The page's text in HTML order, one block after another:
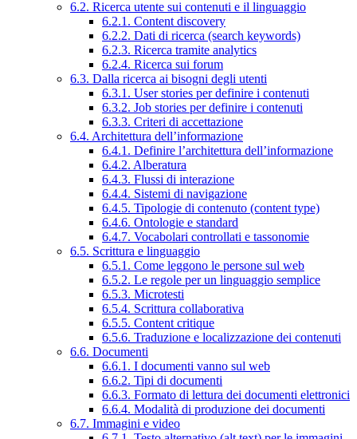
6.2. Ricerca utente sui contenuti e il linguaggio
6.2.1. Content discovery
6.2.2. Dati di ricerca (search keywords)
6.2.3. Ricerca tramite analytics
6.2.4. Ricerca sui forum
6.3. Dalla ricerca ai bisogni degli utenti
6.3.1. User stories per definire i contenuti
6.3.2. Job stories per definire i contenuti
6.3.3. Criteri di accettazione
6.4. Architettura dell’informazione
6.4.1. Definire l’architettura dell’informazione
6.4.2. Alberatura
6.4.3. Flussi di interazione
6.4.4. Sistemi di navigazione
6.4.5. Tipologie di contenuto (content type)
6.4.6. Ontologie e standard
6.4.7. Vocabolari controllati e tassonomie
6.5. Scrittura e linguaggio
6.5.1. Come leggono le persone sul web
6.5.2. Le regole per un linguaggio semplice
6.5.3. Microtesti
6.5.4. Scrittura collaborativa
6.5.5. Content critique
6.5.6. Traduzione e localizzazione dei contenuti
6.6. Documenti
6.6.1. I documenti vanno sul web
6.6.2. Tipi di documenti
6.6.3. Formato di lettura dei documenti elettronici
6.6.4. Modalità di produzione dei documenti
6.7. Immagini e video